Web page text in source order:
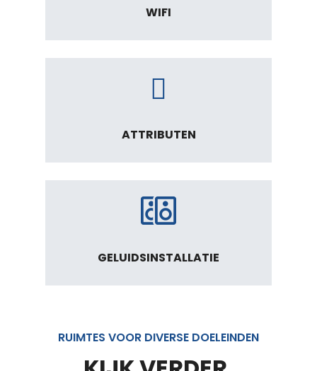
WIFI
ATTRIBUTEN
GELUIDSINSTALLATIE
RUIMTES VOOR DIVERSE DOELEINDEN